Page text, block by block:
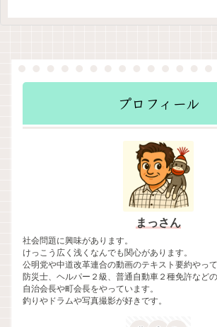
プロフィール
まっさん
社会問題に興味があります。
けっこう広く浅くなんでも関心があります。
公明党や中道改革連合の動画のテキスト要約やって
防災士、ヘルパー２級、普通自動車２種免許など
自治会長や町会長をやっています。
釣りやドラムや写真撮影が好きです。